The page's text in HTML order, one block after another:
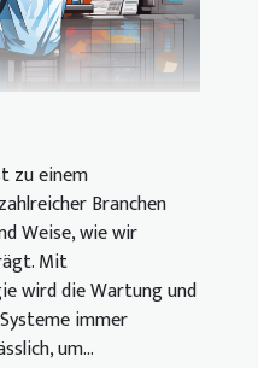
zu einem
Branchen
Weise, wie wir
Mit
wird die Wartung und
immer
um...